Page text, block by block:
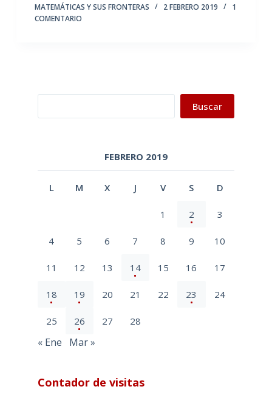
MATEMÁTICAS Y SUS FRONTERAS 2 FEBRERO 2019
1
COMENTARIO
Buscar
FEBRERO 2019
L M X J V S D
1 2 3
4 5 6 7 8 9 10
11 12 13 14 15 16 17
18 19 20 21 22 23 24
25 26 27 28
« Ene Mar »
Contador de visitas